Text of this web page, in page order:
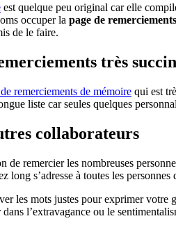
est quelque peu original car elle
occuper la page de remerciements
de le faire.
très
remerciements de mémoire qui est
liste car seules quelques
collaborateurs
de remercier les nombreuses
long s’adresse à toutes les
les mots justes pour exprimer
l’extravagance ou le